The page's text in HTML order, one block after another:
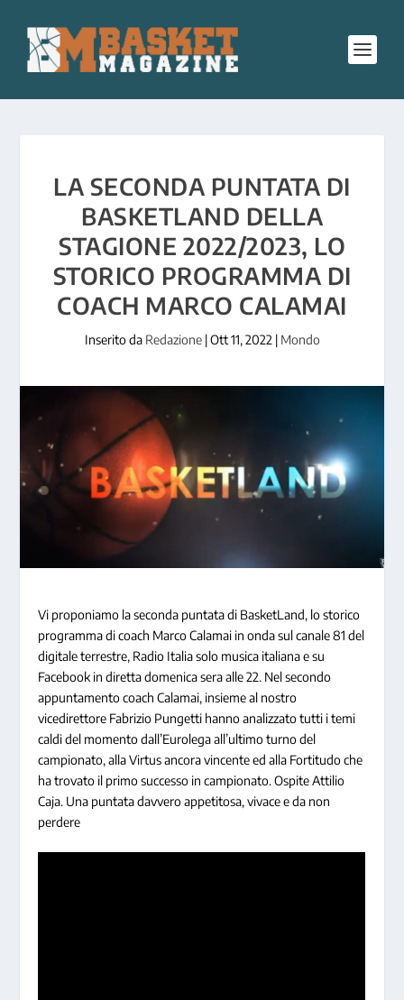
LA SECONDA PUNTATA DI
BASKETLAND DELLA
STAGIONE 2022/2023, LO
STORICO PROGRAMMA DI
COACH MARCO CALAMAI
Inserito da Redazione|Ott 11, 2022 | Mondo
Vi proponiamo la seconda puntata di BasketLand, lo storico
programma di coach Marco Calamai in onda sul canale 81 del
digitale terrestre, Radio Italia solo musica italiana e su
Facebook in diretta domenica sera alle 22. Nel secondo
appuntamento coach Calamai, insieme al nostro
vicedirettore Fabrizio Pungetti hanno analizzato tutti i temi
caldi del momento dall’Eurolega all’ultimo turno del
campionato, alla Virtus ancora vincente ed alla Fortitudo che
ha trovato il primo successo in campionato. Ospite Attilio
Caja. Una puntata davvero appetitosa, vivace e da non
perdere